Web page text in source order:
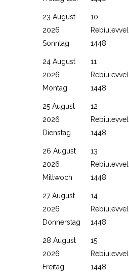
23 August
2026
Sonntag
10
Rebiulevvel
1448
24 August
2026
Montag
11
Rebiulevvel
1448
25 August
2026
Dienstag
12
Rebiulevvel
1448
26 August
2026
Mittwoch
13
Rebiulevvel
1448
27 August
2026
Donnerstag
14
Rebiulevvel
1448
28 August
2026
Freitag
15
Rebiulevvel
1448